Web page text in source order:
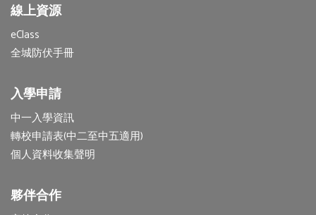
線上資源
eClass
全城防伏手冊
入學申請
中一入學資訊
轉校申請表(中二至中五適用)
個人資料收集聲明
夥伴合作